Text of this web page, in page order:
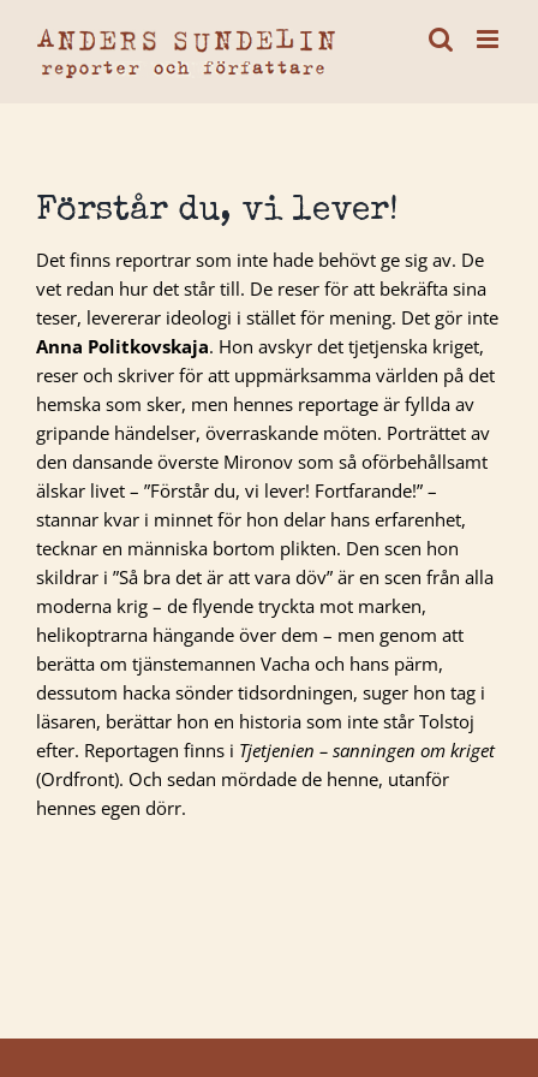
innehållet
Förstår du, vi lever!
Det finns reportrar som inte hade behövt ge sig av. De
vet redan hur det står till. De reser för att bekräfta sina
teser, levererar ideologi i stället för mening. Det gör inte
Anna Politkovskaja. Hon avskyr det tjetjenska kriget,
reser och skriver för att uppmärksamma världen på det
hemska som sker, men hennes reportage är fyllda av
gripande händelser, överraskande möten. Porträttet av
den dansande överste Mironov som så oförbehållsamt
älskar livet – ”Förstår du, vi lever! Fortfarande!” –
stannar kvar i minnet för hon delar hans erfarenhet,
tecknar en människa bortom plikten. Den scen hon
skildrar i ”Så bra det är att vara döv” är en scen från alla
moderna krig – de flyende tryckta mot marken,
helikoptrarna hängande över dem – men genom att
berätta om tjänstemannen Vacha och hans pärm,
dessutom hacka sönder tidsordningen, suger hon tag i
läsaren, berättar hon en historia som inte står Tolstoj
efter. Reportagen finns i Tjetjenien – sanningen om kriget
(Ordfront). Och sedan mördade de henne, utanför
hennes egen dörr.